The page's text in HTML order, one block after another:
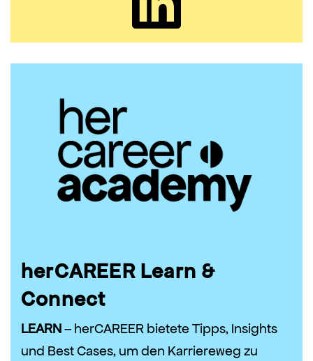
herCAREER Learn &
Connect
LEARN– herCAREER bietete Tipps, Insights
und Best Cases, um den Karriereweg zu